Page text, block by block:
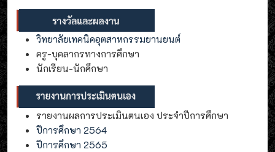
วิทยาลัยเทคนิคอุตสาหกรรมยานยนต์
ครู-บุคลากรทางการศึกษา
นักเรียน-นักศึกษา
รายงานผลการประเมินตนเอง ประจำปีการศึกษา
ปีการศึกษา 2564
ปีการศึกษา 2565